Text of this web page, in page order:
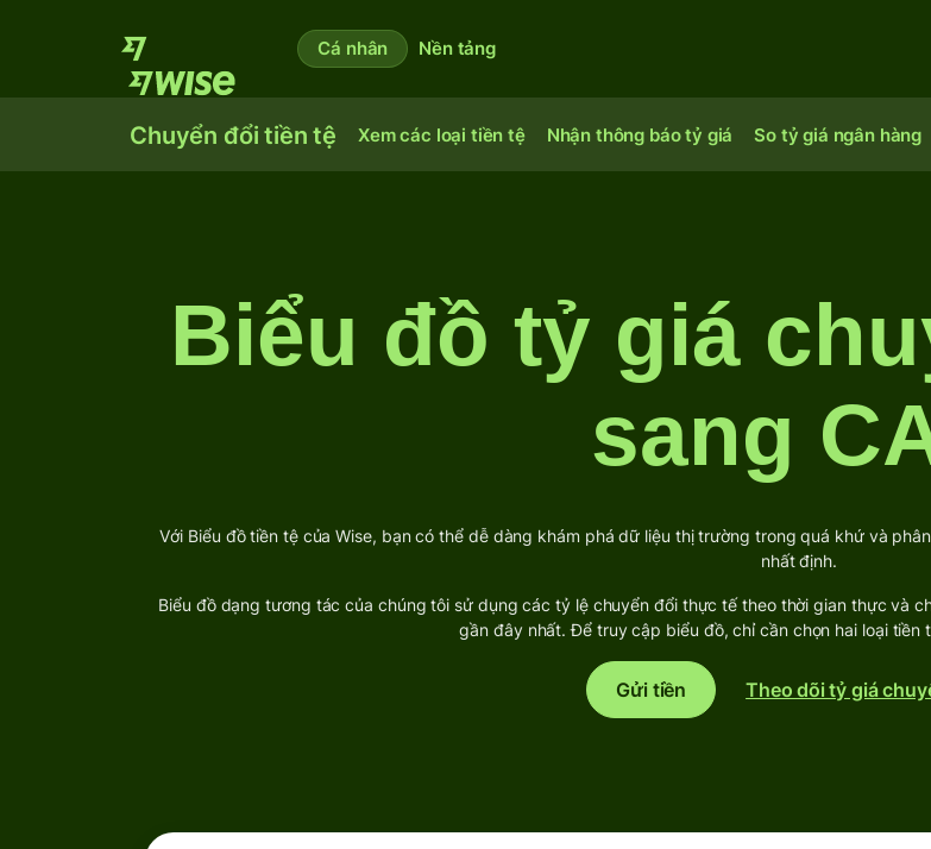
Cá nhân Nền tảng
Chuyển đổi tiền tệ Xem các loại tiền tệ Nhận thông báo tỷ giá So tỷ giá ngân hàng
Biểu đồ tỷ giá
sang
Với Biểu đồ tiền tệ của Wise, bạn có thể dễ dàng khám phá dữ liệu thị trường trong quá khứ và
nhất định.
Biểu đồ dạng tương tác của chúng tôi sử dụng các tỷ lệ chuyển đổi thực tế theo thời gian thực và
gần đây nhất. Để truy cập biểu đồ, chỉ cần chọn hai loại tiền
Gửi tiền Theo dõi tỷ giá